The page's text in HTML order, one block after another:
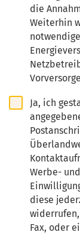
die
Weiterhin
Ja, ich
Werbe-
diese
Fax, oder